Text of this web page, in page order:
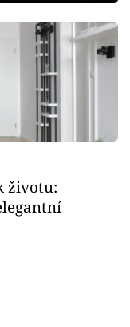
životu: